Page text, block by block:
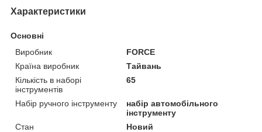
Характеристики
Основні
Виробник
FORCE
Країна виробник
Тайвань
Кількість в наборі
інструментів
65
Набір ручного інструменту
набір автомобільного
інструменту
Стан
Новий